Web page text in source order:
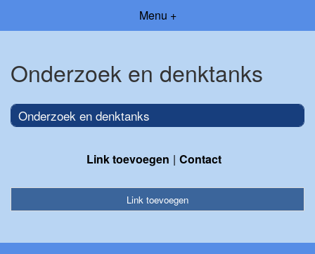
Menu +
Onderzoek en denktanks
Onderzoek en denktanks
Link toevoegen Contact
Link toevoegen